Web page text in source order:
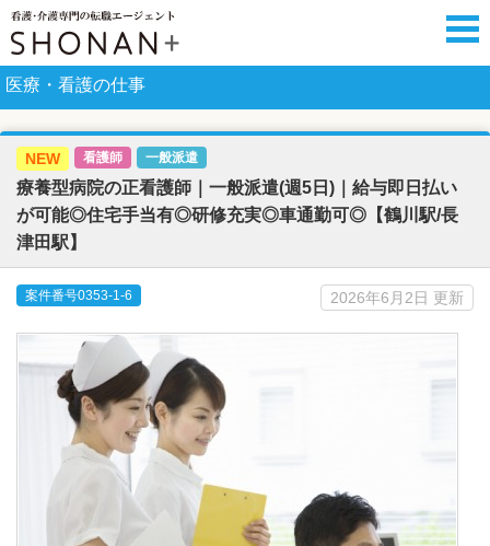
医療・看護の仕事
NEW 看護師 一般派遣
療養型病院の正看護師｜一般派遣(週5日)｜給与即日払い
が可能◎住宅手当有◎研修充実◎車通勤可◎【鶴川駅/長
津田駅】
案件番号0353-1-6 2026年6月2日 更新